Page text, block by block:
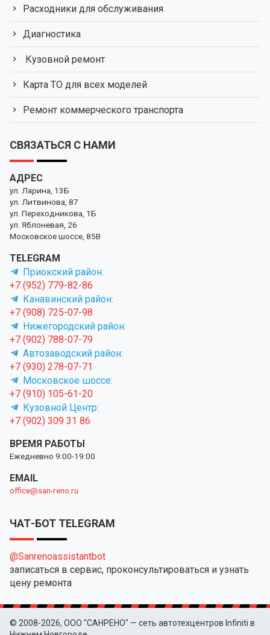
Расходники для обслуживания
Диагностика
Кузовной ремонт
Карта ТО для всех моделей
Ремонт коммерческого транспорта
СВЯЗАТЬСЯ С НАМИ
АДРЕС
ул. Ларина, 13Б
ул. Литвинова, 87
ул. Переходникова, 1Б
ул. Яблоневая, 26
Московское шоссе, 85В
TELEGRAM
Приокский район:
+7 (952) 779-82-86
Канавинский район:
+7 (908) 725-07-98
Нижегородский район:
+7 (902) 788-07-79
Автозаводский район:
+7 (930) 278-07-71
Московское шоссе:
+7 (910) 105-61-20
Кузовной Центр:
+7 (902) 309 31 86
ВРЕМЯ РАБОТЫ
Ежедневно 9:00-19:00
EMAIL
office@san-reno.ru
ЧАТ-БОТ TELEGRAM
@Sanrenoassistantbot
записаться в сервис, проконсультироваться и узнать
цену ремонта
© 2008-2026, ООО "САНРЕНО" — сеть автотехцентров Infiniti в